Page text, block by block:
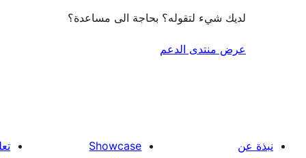
لديك شيء لتقوله؟ بحاجة الى مساعدة؟
عرض منتدى الدعم
نبذة عن Showcase